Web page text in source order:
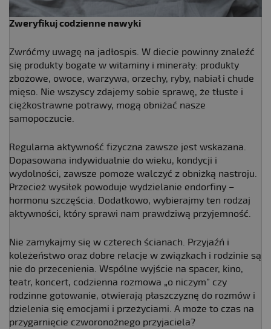
Zweryfikuj codzienne nawyki
Zwróćmy uwagę na jadłospis. W diecie powinny znaleźć
się produkty bogate w witaminy i minerały: produkty
zbożowe, owoce, warzywa, orzechy, ryby, nabiał i chude
mięso. Nie wszyscy zdajemy sobie sprawę, że tłuste i
ciężkostrawne potrawy, mogą obniżać nasze
samopoczucie.
Regularna aktywność fizyczna zawsze jest wskazana.
Dopasowana indywidualnie do wieku, kondycji i
wydolności, zawsze pomoże walczyć z obniżką nastroju.
Przecież wysiłek powoduje wydzielanie endorfiny –
hormonu szczęścia. Dodatkowo, wybierajmy ten rodzaj
aktywności, który sprawi nam prawdziwą przyjemność.
Nie zamykajmy się w czterech ścianach. Przyjaźń i
koleżeństwo oraz dobre relacje w związkach i rodzinie są
nie do przecenienia. Wspólne wyjście na spacer, kino,
teatr, koncert, codzienna rozmowa „o niczym” czy
rodzinne gotowanie, otwierają płaszczyznę do rozmów i
dzielenia się emocjami i przeżyciami. A może to czas na
przygarnięcie czworonożnego przyjaciela?